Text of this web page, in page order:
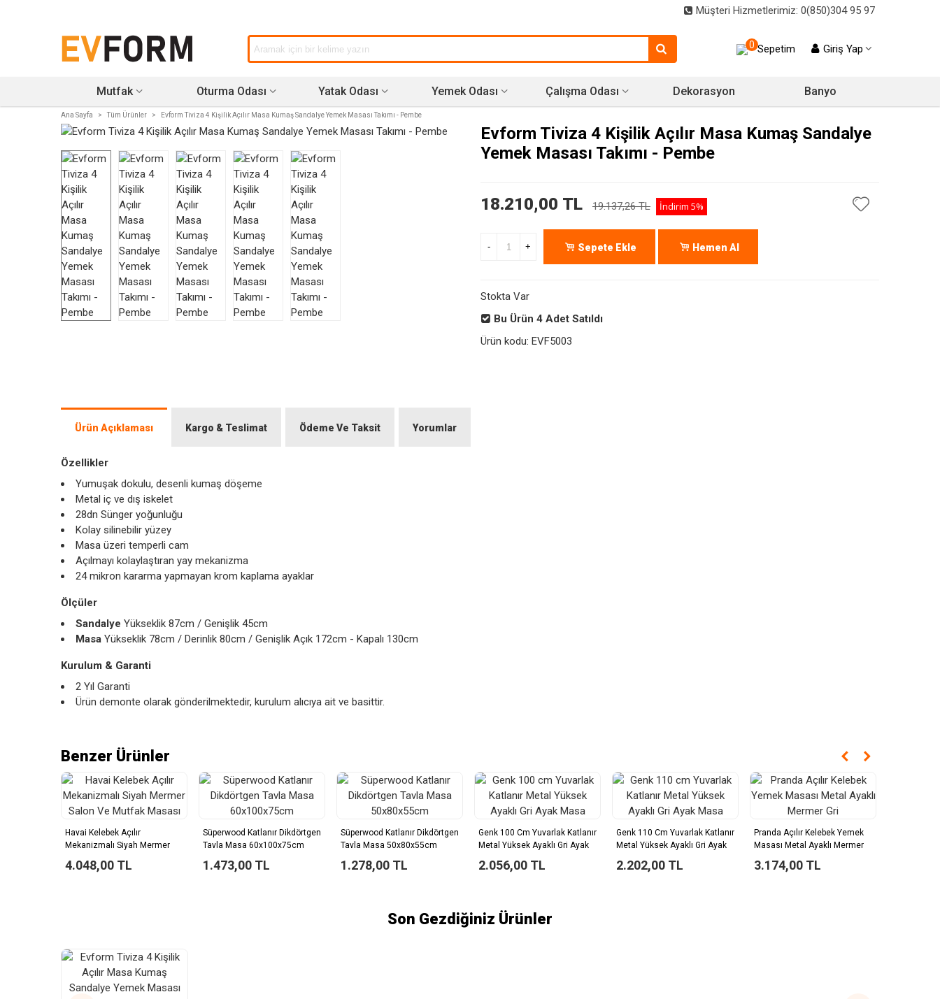
Müşteri Hizmetlerimiz: 0(850)304 95 97
0 Sepetim Giriş Yap
Mutfak Oturma Odası Yatak Odası Yemek Odası Çalışma Odası Dekorasyon Banyo
Ana Sayfa > Tüm Ürünler > Evform Tiviza 4 Kişilik Açılır Masa Kumaş Sandalye Yemek Masası Takımı - Pembe
Evform Tiviza 4 Kişilik Açılır Masa Kumaş Sandalye
Yemek Masası Takımı - Pembe
18.210,00 TL 19.137,26 TL İndirim 5%
- + Sepete Ekle Hemen Al
Stokta Var
Bu Ürün 4 Adet Satıldı
Ürün kodu: EVF5003
Ürün Açıklaması Kargo & Teslimat Ödeme Ve Taksit Yorumlar
Özellikler
Yumuşak dokulu, desenli kumaş döşeme
Metal iç ve dış iskelet
28dn Sünger yoğunluğu
Kolay silinebilir yüzey
Masa üzeri temperli cam
Açılmayı kolaylaştıran yay mekanizma
24 mikron kararma yapmayan krom kaplama ayaklar
Ölçüler
Sandalye Yükseklik 87cm / Genişlik 45cm
Masa Yükseklik 78cm / Derinlik 80cm / Genişlik Açık 172cm - Kapalı 130cm
Kurulum & Garanti
2 Yıl Garanti
Ürün demonte olarak gönderilmektedir, kurulum alıcıya ait ve basittir.
Benzer Ürünler
Havai Kelebek Açılır
Mekanizmalı Siyah Mermer
4.048,00 TL
Süperwood Katlanır Dikdörtgen
Tavla Masa 60x100x75cm
1.473,00 TL
Süperwood Katlanır Dikdörtgen
Tavla Masa 50x80x55cm
1.278,00 TL
Genk 100 Cm Yuvarlak Katlanır
Metal Yüksek Ayaklı Gri Ayak
2.056,00 TL
Genk 110 Cm Yuvarlak Katlanır
Metal Yüksek Ayaklı Gri Ayak
2.202,00 TL
Pranda Açılır Kelebek Yemek
Masası Metal Ayaklı Mermer
3.174,00 TL
Son Gezdiğiniz Ürünler